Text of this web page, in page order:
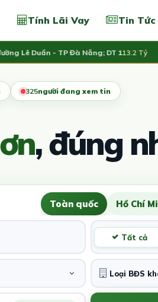
Tính Lãi Vay Tin Tức
Duẩn - TP Đà Nẵng; DT 113.2 Tỷ
321người đang xem tin
, đúng
Toàn quốc Hồ Chí
Tất cả